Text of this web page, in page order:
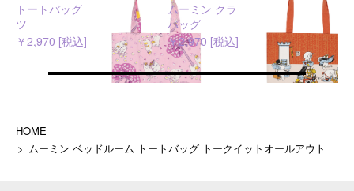
トートバッグ スイートハー
ツ
￥2,970 [税込]
ムーミン クラシック トート
バッグ
￥2,970 [税込]
HOME
ムーミン ベッドルーム トートバッグ トークイットオールアウト